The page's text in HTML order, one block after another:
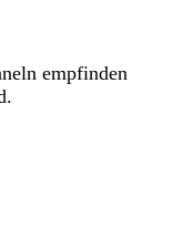
empfinden